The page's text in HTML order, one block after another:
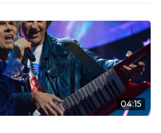
04:15